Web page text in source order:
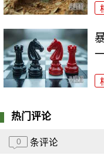
热门评论
0 条评论